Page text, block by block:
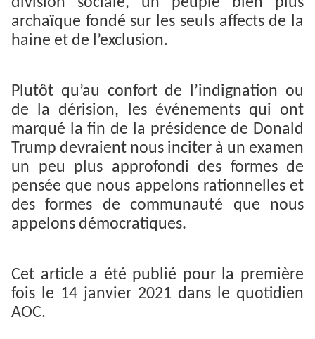
archaïque fondé sur les seuls affects de la
haine et de l’exclusion.
Plutôt qu’au confort de l’indignation ou
de la dérision, les événements qui ont
marqué la fin de la présidence de Donald
Trump devraient nous inciter à un examen
un peu plus approfondi des formes de
pensée que nous appelons rationnelles et
des formes de communauté que nous
appelons démocratiques.
Cet article a été publié pour la première
fois le 14 janvier 2021 dans le quotidien
AOC.